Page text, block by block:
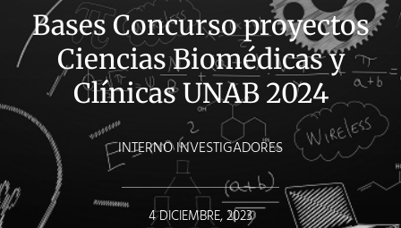
Bases Concurso proyectos
Ciencias Biomédicas y
Clínicas UNAB 2024
INTERNO INVESTIGADORES
4 DICIEMBRE, 2023